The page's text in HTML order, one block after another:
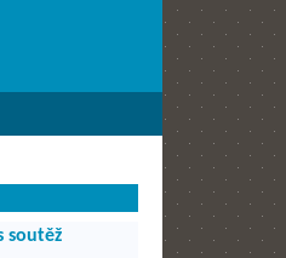
soutěž